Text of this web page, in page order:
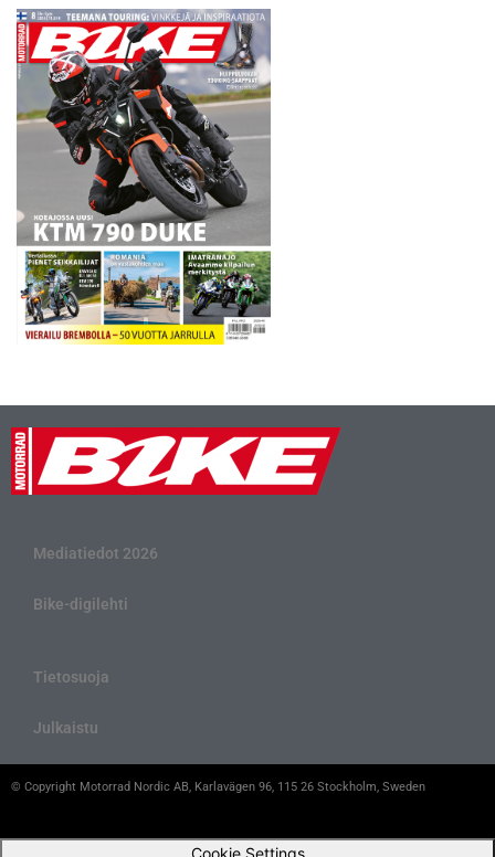
suomalaisesta
motocrossradasta hyvinkin
paljon, sillä se…
Mediatiedot 2026
Bike-digilehti
Tietosuoja
Julkaistu
© Copyright Motorrad Nordic AB, Karlavägen 96, 115 26 Stockholm, Sweden